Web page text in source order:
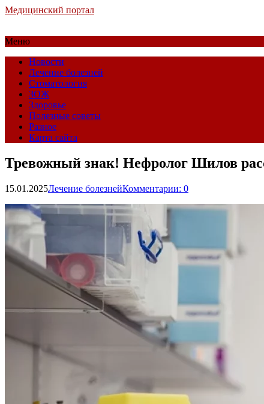
Медицинский портал
Меню
Новости
Лечение болезней
Стоматология
ЗОЖ
Здоровье
Полезные советы
Разное
Карта сайта
Тревожный знак! Нефролог Шилов
15.01.2025Лечение болезнейКомментарии: 0